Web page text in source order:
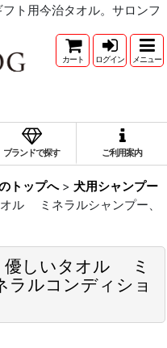
ト用今治タオル。サロンフ
カート ログイン メニュー
ブランドで探す ご利用案内
トップへ > 犬用シャンプー
オル ミネラルシャンプー、
優しいタオル ミ
ラルコンディショ